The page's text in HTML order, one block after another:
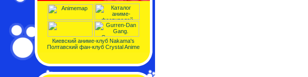
Киевский аниме-клуб Nakama's
Полтавский фан-клуб Crystal Anime